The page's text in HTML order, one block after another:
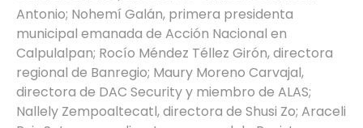
Antonio; Nohemí Galán, primera presidenta
municipal emanada de Acción Nacional en
Calpulalpan; Rocío Méndez Téllez Girón, directora
regional de Banregio; Maury Moreno Carvajal,
directora de DAC Security y miembro de ALAS;
Nallely Zempoaltecatl, directora de Shusi Zo; Araceli